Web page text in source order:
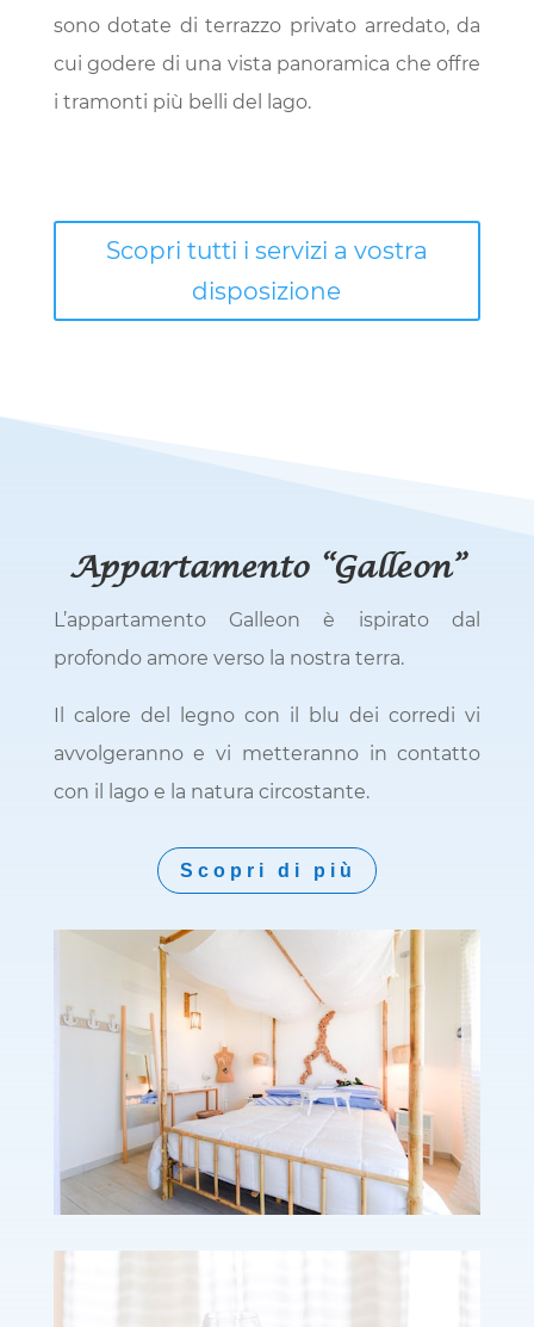
sono dotate di terrazzo privato arredato, da
cui godere di una vista panoramica che offre
i tramonti più belli del lago.
Scopri tutti i servizi a vostra
disposizione
Appartamento “Galleon”
L’appartamento Galleon è ispirato dal
profondo amore verso la nostra terra.
Il calore del legno con il blu dei corredi vi
avvolgeranno e vi metteranno in contatto
con il lago e la natura circostante.
Scopri di più